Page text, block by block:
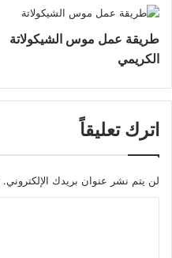
طريقة عمل موس الشيكولاتة
الكريمي
اترك تعليقاً
لن يتم نشر عنوان بريدك الإلكتروني.